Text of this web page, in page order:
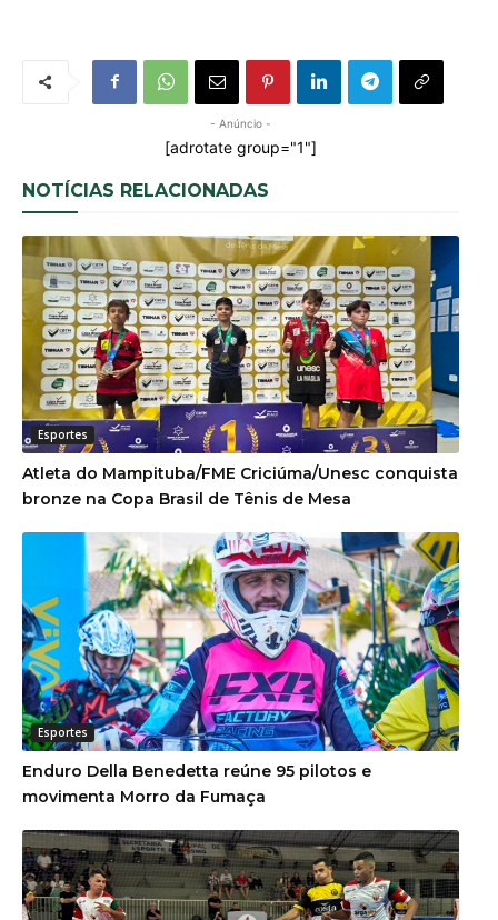
- Anúncio -
[adrotate group="1"]
NOTÍCIAS RELACIONADAS
Esportes
Atleta do Mampituba/FME Criciúma/Unesc conquista
bronze na Copa Brasil de Tênis de Mesa
Esportes
Enduro Della Benedetta reúne 95 pilotos e
movimenta Morro da Fumaça